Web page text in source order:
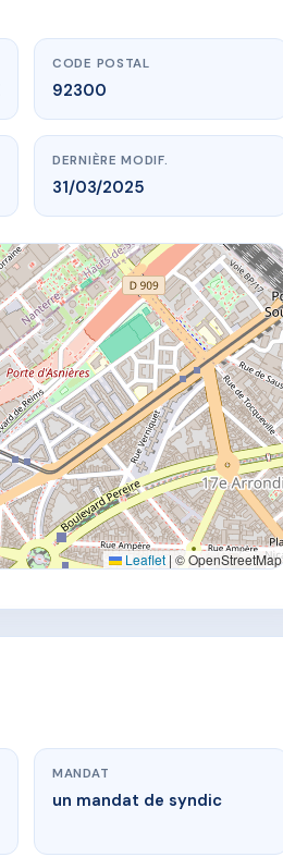
CODE POSTAL
92300
DERNIÈRE MODIF.
31/03/2025
Leaflet | © OpenStreetMap
MANDAT
un mandat de syndic